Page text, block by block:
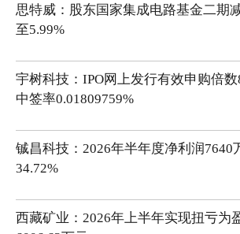
思特威：股东国家集成电路基金二期
至5.99%
宇树科技：IPO网上发行有效申购倍
中签率0.01809759%
铖昌科技：2026年半年度净利润7640
34.72%
西藏矿业：2026年上半年实现扭亏为